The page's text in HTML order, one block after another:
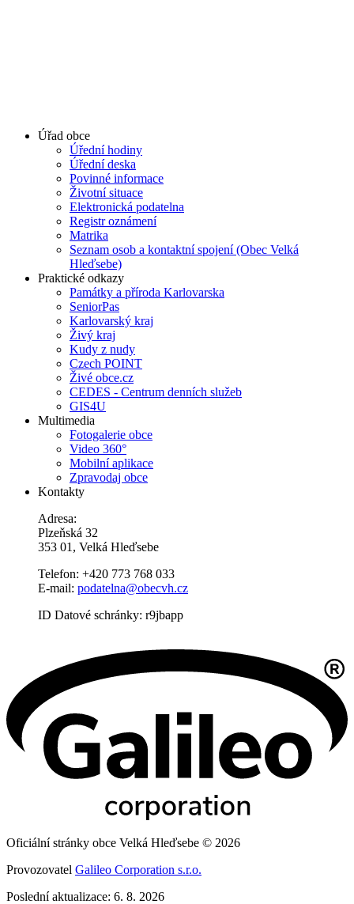
Úřad obce
Úřední hodiny
Úřední deska
Povinné informace
Životní situace
Elektronická podatelna
Registr oznámení
Matrika
Seznam osob a kontaktní spojení (Obec Velká
Hleďsebe)
Praktické odkazy
Památky a příroda Karlovarska
SeniorPas
Karlovarský kraj
Živý kraj
Kudy z nudy
Czech POINT
Živé obce.cz
CEDES - Centrum denních služeb
GIS4U
Multimedia
Fotogalerie obce
Video 360°
Mobilní aplikace
Zpravodaj obce
Kontakty
Adresa:
Plzeňská 32
353 01, Velká Hleďsebe
Telefon: +420 773 768 033
E-mail: podatelna@obecvh.cz
ID Datové schránky: r9jbapp
Oficiální stránky obce Velká Hleďsebe © 2026
Provozovatel Galileo Corporation s.r.o.
Poslední aktualizace: 6. 8. 2026